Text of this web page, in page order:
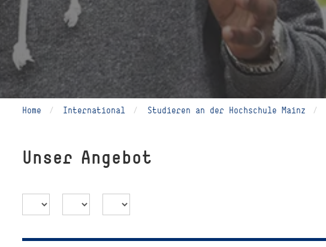
Home International Studieren an der Hochschule Mainz
Unser Angebot